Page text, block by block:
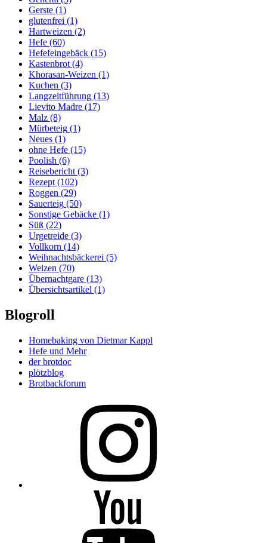
Gerste (1)
glutenfrei (1)
Hartweizen (2)
Hefe (60)
Hefefeingebäck (15)
Kastenbrot(4)
Khorasan-Weizen (1)
Kuchen (3)
Langzeitführung (13)
Lievito Madre (17)
Malz (8)
Mürbeteig (1)
Neues (1)
ohne Hefe (15)
Poolish (6)
Reisebericht(3)
Rezept(102)
Roggen (29)
Sauerteig (50)
Sonstige Gebäcke (1)
Süß (22)
Urgetreide (3)
Vollkorn (14)
Weihnachtsbäckerei (5)
Weizen (70)
Übernachtgare (13)
Übersichtsartikel (1)
Blogroll
Homebaking von Dietmar Kappl
Hefe und Mehr
der brotdoc
plötzblog
Brotbackforum